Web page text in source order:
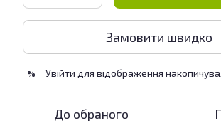
Замовити швидко
% Увійти для відображення
До обраного